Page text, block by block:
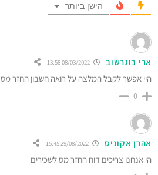
הישן ביותר
ארי בוגרשוב
היי אפשר לקבל המלצה על רואה חשבון החזר מס
0
אהרן אקוניס
הי אנחנו צריכים דוח החזר מס לשכירים